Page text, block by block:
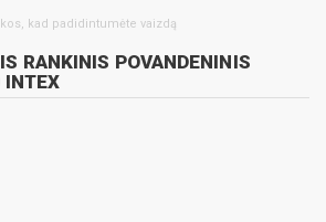
kad padidintumėte vaizdą
RANKINIS POVANDENINIS
INTEX